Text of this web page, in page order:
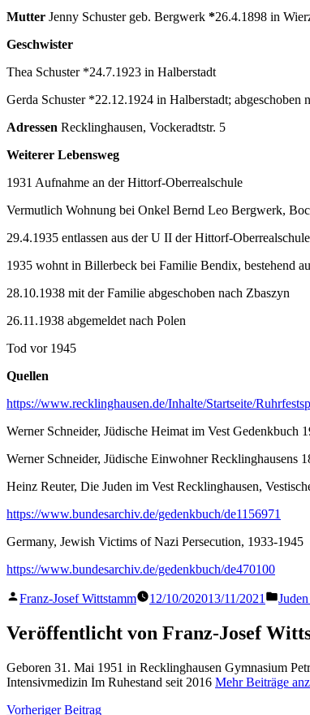
Mutter Jenny Schuster geb. Bergwerk *26.4.1898 in
Geschwister
Thea Schuster *24.7.1923 in Halberstadt
Gerda Schuster *22.12.1924 in Halberstadt; abgeschoben
Adressen Recklinghausen, Vockeradtstr. 5
Weiterer Lebensweg
1931 Aufnahme an der Hittorf-Oberrealschule
Vermutlich Wohnung bei Onkel Bernd Leo Bergwerk,
29.4.1935 entlassen aus der U II der Hittorf-Oberrealschule
1935 wohnt in Billerbeck bei Familie Bendix, bestehend
28.10.1938 mit der Familie abgeschoben nach Zbaszyn
26.11.1938 abgemeldet nach Polen
Tod vor 1945
Quellen
https://www.recklinghausen.de/Inhalte/Startseite/
Werner Schneider, Jüdische Heimat im Vest Gedenkbuch
Werner Schneider, Jüdische Einwohner Recklinghausens
Heinz Reuter, Die Juden im Vest Recklinghausen,
https://www.bundesarchiv.de/gedenkbuch/de1156971
Germany, Jewish Victims of Nazi Persecution, 1933-1945
https://www.bundesarchiv.de/gedenkbuch/de470100
Veröffentlicht
Franz-Josef Wittstamm 12/10/202013/11/2021
Veröffentlicht von Franz-Josef
Geboren 31. Mai 1951 in Recklinghausen Gymnasium
Intensivmedizin Im Ruhestand seit 2016 Mehr Beiträge
Vorheriger BeitragVorheriger